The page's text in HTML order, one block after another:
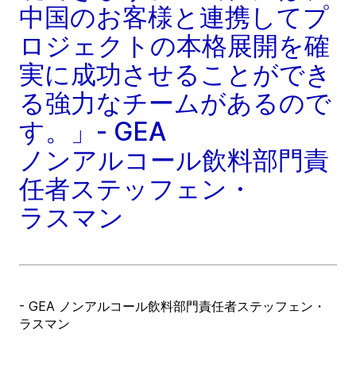
中国のお客様と連携してプ
ロジェクトの本格展開を確
実に成功させることができ
る強力なチームがあるので
す。」- GEA
ノンアルコール飲料部門責
任者ステッフェン・
ラスマン
- GEA ノンアルコール飲料部門責任者ステッフェン・
ラスマン